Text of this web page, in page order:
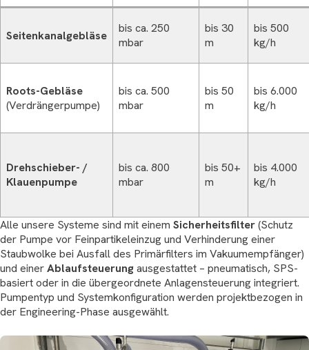
Seitenkanalgebläse
bis ca. 250
mbar
bis 30
m
bis 500
kg/h
Roots-Gebläse
(Verdrängerpumpe)
bis ca. 500
mbar
bis 50
m
bis 6.000
kg/h
Drehschieber- /
Klauenpumpe
bis ca. 800
mbar
bis 50+
m
bis 4.000
kg/h
Alle unsere Systeme sind mit einem Sicherheitsfilter(Schutz
der Pumpe vor Feinpartikeleinzug und Verhinderung einer
Staubwolke bei Ausfall des Primärfilters im Vakuumempfänger)
und einerAblaufsteuerungausgestattet – pneumatisch, SPS-
basiert oder in die übergeordnete Anlagensteuerung integriert.
Pumpentyp und Systemkonfiguration werden projektbezogen in
der Engineering-Phase ausgewählt.